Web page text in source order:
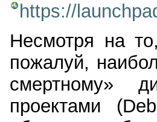
https://
Несмотря на
пожалуй,
смертному»
проектами